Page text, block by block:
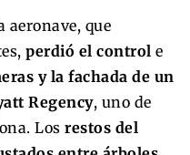
aeronave, que
perdió el control e
y la fachada de un
Regency, uno de
Los restos del